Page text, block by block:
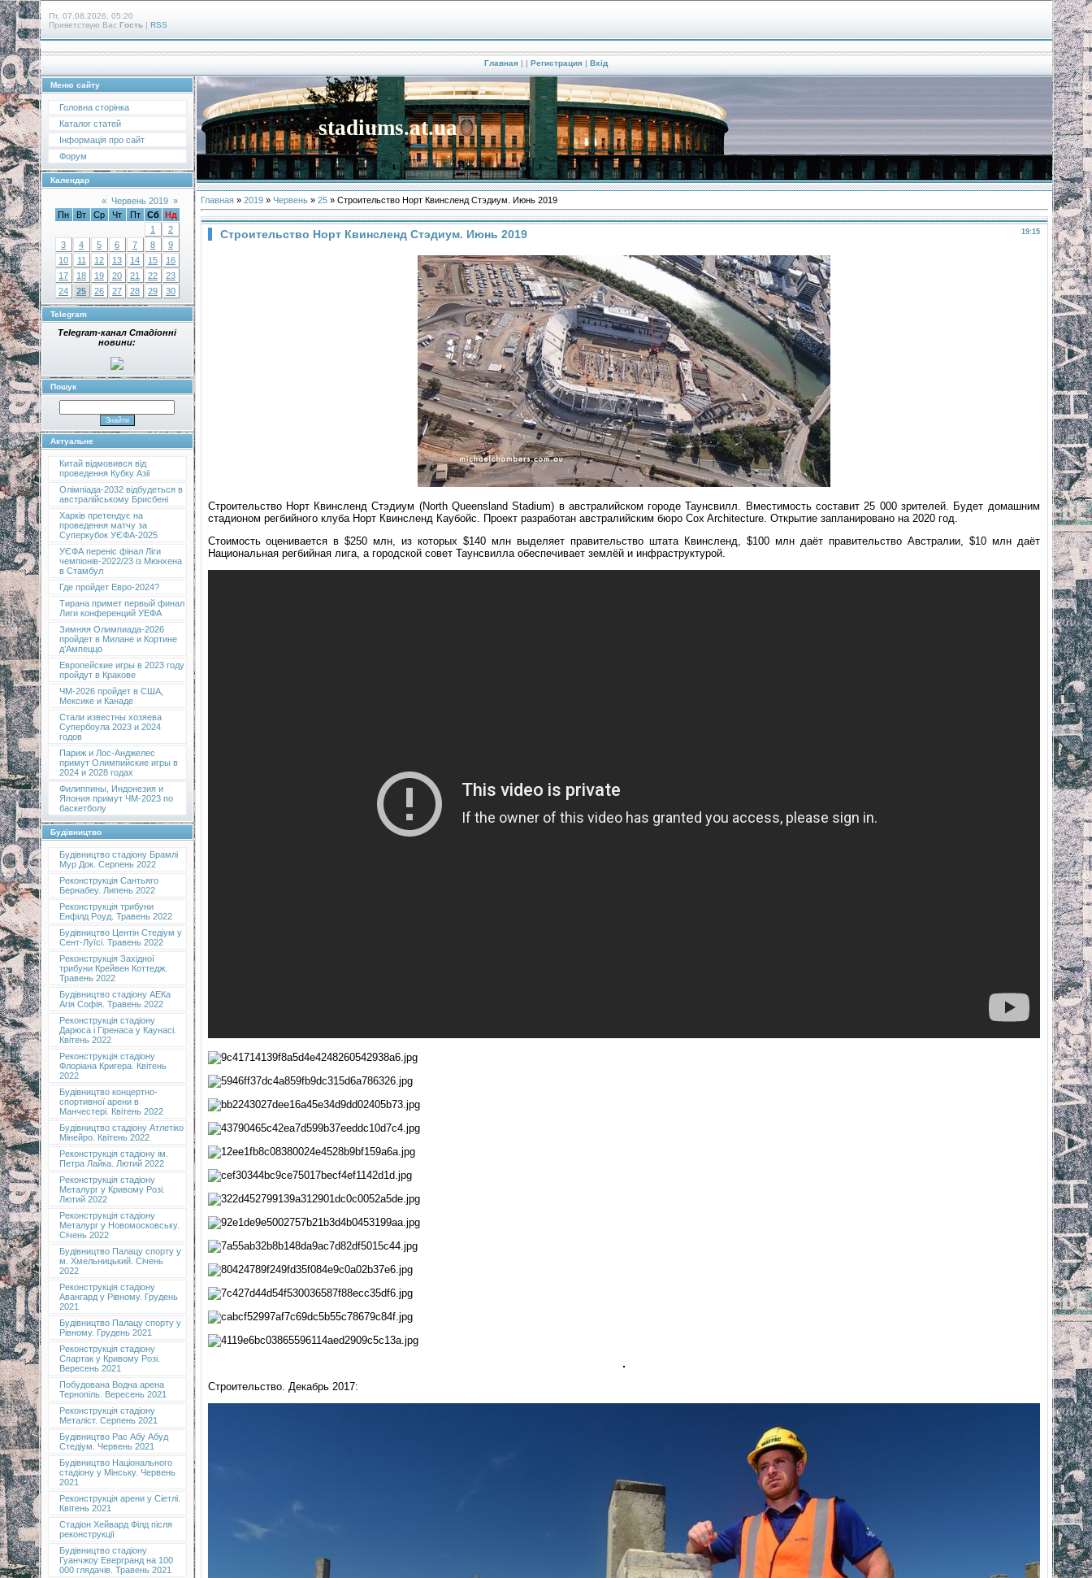
Пт, 07.08.2026, 05:20
Приветствую Вас Гость| RSS
Главная | | Регистрация | Вхід
Меню сайту
Головна сторінка
Каталог статей
Інформація про сайт
Форум
Календар
« Червень 2019 »
Пн
Вт Ср Чт Пт Сб
Нд
1
2
3
4 5 6 7 8
9
10
11 12 13 14 15
16
17
18 19 20 21 22
23
24
25 26 27 28 29 30
Telegram
Telegram-канал Стадіонні
новини:
Пошук
Актуальне
Китай відмовився від
проведення Кубку Азії
Олімпіада-2032 відбудеться в
австралійському Брисбені
Харків претендує на
проведення матчу за
Суперкубок УЄФА-2025
УЄФА переніс фінал Ліги
чемпіонів-2022/23 із Мюнхена
в Стамбул
Где пройдет Евро-2024?
Тирана примет первый финал
Лиги конференций УЕФА
Зимняя Олимпиада-2026
пройдет в Милане и Кортине
д’Ампеццо
Европейские игры в 2023 году
пройдут в Кракове
ЧМ-2026 пройдет в США,
Мексике и Канаде
Стали известны хозяева
Супербоула 2023 и 2024
годов
Париж и Лос-Анджелес
примут Олимпийские игры в
2024 и 2028 годах
Филиппины, Индонезия и
Япония примут ЧМ-2023 по
баскетболу
Будівництво
Будівництво стадіону Брамлі
Мур Док. Серпень 2022
Реконструкція Сантьяго
Бернабеу. Липень 2022
Реконструкція трибуни
Енфілд Роуд. Травень 2022
Будівництво Центін Стедіум у
Сент-Луїсі. Травень 2022
Реконструкція Західної
трибуни Крейвен Коттедж.
Травень 2022
Будівництво стадіону АЕКа
Агія Софія. Травень 2022
Реконструкція стадіону
Дарюса і Гіренаса у Каунасі.
Квітень 2022
Реконструкція стадіону
Флоріана Кригера. Квітень
2022
Будівництво концертно-
спортивної арени в
Манчестері. Квітень 2022
Будівництво стадіону Атлетіко
Мінейро. Квітень 2022
Реконструкція стадіону ім.
Петра Лайка. Лютий 2022
Реконструкція стадіону
Металург у Кривому Розі.
Лютий 2022
Реконструкція стадіону
Металург у Новомосковську.
Січень 2022
Будівництво Палацу спорту у
м. Хмельницький. Січень
2022
Реконструкція стадіону
Авангард у Рівному. Грудень
2021
Будівництво Палацу спорту у
Рівному. Грудень 2021
Реконструкція стадіону
Спартак у Кривому Розі.
Вересень 2021
Побудована Водна арена
Тернопіль. Вересень 2021
Реконструкція стадіону
Металіст. Серпень 2021
Будівництво Рас Абу Абуд
Стедіум. Червень 2021
Будівництво Національного
стадіону у Мінську. Червень
2021
Реконструкція арени у Сіетлі.
Квітень 2021
Стадіон Хейвард Філд після
реконструкції
Будівництво стадіону
Гуанчжоу Евергранд на 100
000 глядачів. Травень 2021
stadiums.at.ua
Главная» 2019 » Червень » 25» Строительство Норт Квинсленд Стэдиум. Июнь 2019
19:15
Строительство Норт Квинсленд Стэдиум. Июнь 2019
Строительство Норт Квинсленд Стэдиум (North Queensland Stadium) в австралийском городе Таунсвилл. Вместимость составит 25 000 зрителей. Будет домашним
стадионом регбийного клуба Норт Квинсленд Каубойс. Проект разработан австралийским бюро Cox Architecture. Открытие запланировано на 2020 год.
Стоимость оценивается в $250 млн, из которых $140 млн выделяет правительство штата Квинсленд, $100 млн даёт правительство Австралии, $10 млн даёт
Национальная регбийная лига, а городской совет Таунсвилла обеспечивает землёй и инфраструктурой.
Строительство. Декабрь 2017: